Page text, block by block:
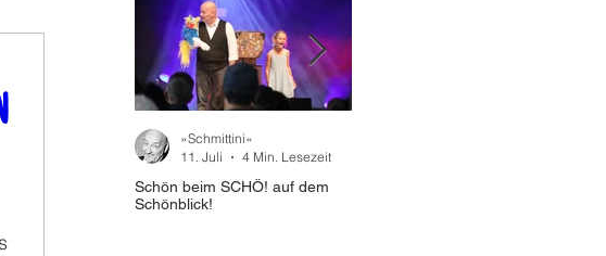
Schön beim SCHÖ! auf dem
Schönblick!
»Schmittini«
11. Juli
4 Min. Lesezeit